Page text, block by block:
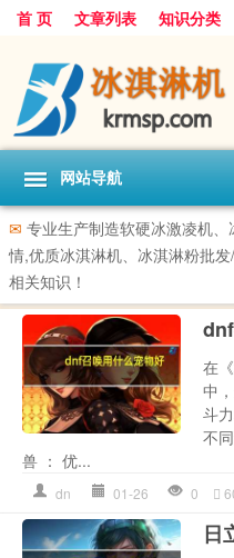
首 页 文章列表 知识分类
网站导航
✉ 专业生产制造软硬冰激凌机
情,优质冰淇淋机、冰淇淋粉批
相关知识！
在
中
斗
不
兽 ： 优...
dn 01-26 0
日